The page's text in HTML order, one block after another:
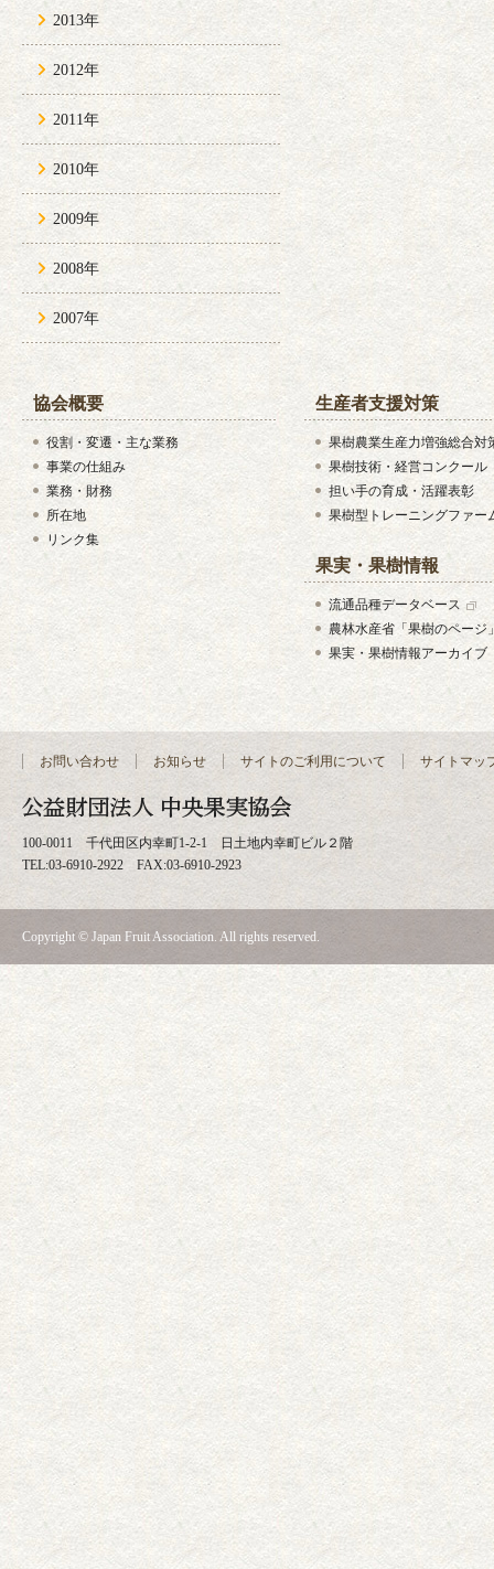
2013年
2012年
2011年
2010年
2009年
2008年
2007年
協会概要
役割・変遷・主な業務
事業の仕組み
業務・財務
所在地
リンク集
生産者支援対策
果樹農業生産力増強総合対
果樹技術・経営コンクール
担い手の育成・活躍表彰
果樹型トレーニングファー
果実・果樹情報
流通品種データベース
農林水産省「果樹のページ
果実・果樹情報アーカイブ
お問い合わせ お知らせ サイトのご利用について サイトマッ
100-0011 千代田区内幸町1-2-1 日土地内幸町ビル２階
TEL:03-6910-2922 FAX:03-6910-2923
Copyright © Japan Fruit Association. All rights reserved.